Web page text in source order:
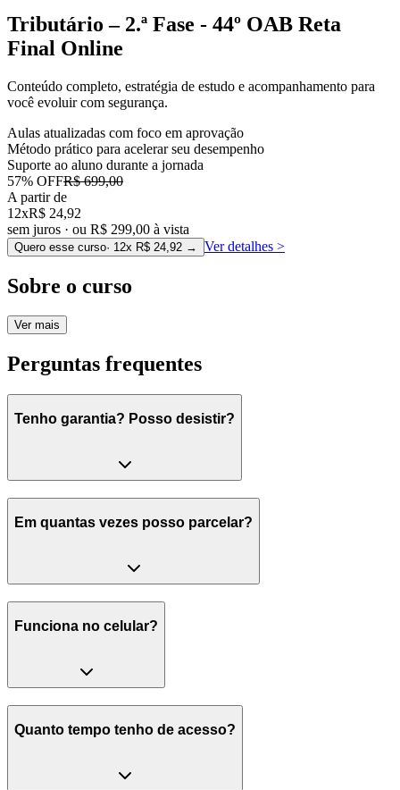
Tributário – 2.ª Fase - 44º OAB Reta
Final Online
Conteúdo completo, estratégia de estudo e acompanhamento para
você evoluir com segurança.
Aulas atualizadas com foco em aprovação
Método prático para acelerar seu desempenho
Suporte ao aluno durante a jornada
57% OFFR$ 699,00
A partir de
12xR$ 24,92
sem juros · ou R$ 299,00 à vista
Quero esse curso· 12x R$ 24,92 → Ver detalhes >
Sobre o curso
Ver mais
Perguntas frequentes
Tenho garantia? Posso desistir?
Em quantas vezes posso parcelar?
Funciona no celular?
Quanto tempo tenho de acesso?